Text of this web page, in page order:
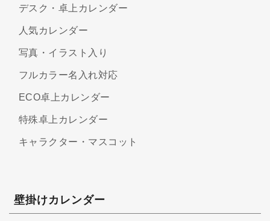
デスク・卓上カレンダー
人気カレンダー
写真・イラスト入り
フルカラー名入れ対応
ECO卓上カレンダー
特殊卓上カレンダー
キャラクター・マスコット
壁掛けカレンダー